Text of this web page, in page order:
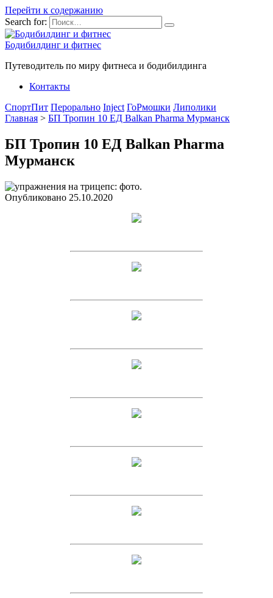
Перейти к содержанию
Search for:
Бодибилдинг и фитнес
Путеводитель по миру фитнеса и бодибилдинга
Контакты
СпортПит Перорально Inject ГоРмошки Липолики
Главная > БП Тропин 10 ЕД Balkan Pharma Мурманск
БП Тропин 10 ЕД Balkan Pharma
Мурманск
Опубликовано 25.10.2020